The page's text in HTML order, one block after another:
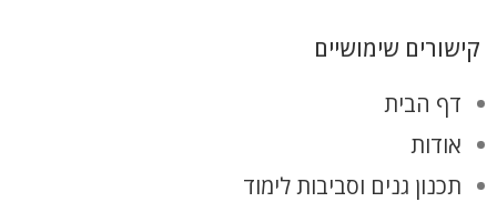
קישורים שימושיים
דף הבית
אודות
תכנון גנים וסביבות לימוד